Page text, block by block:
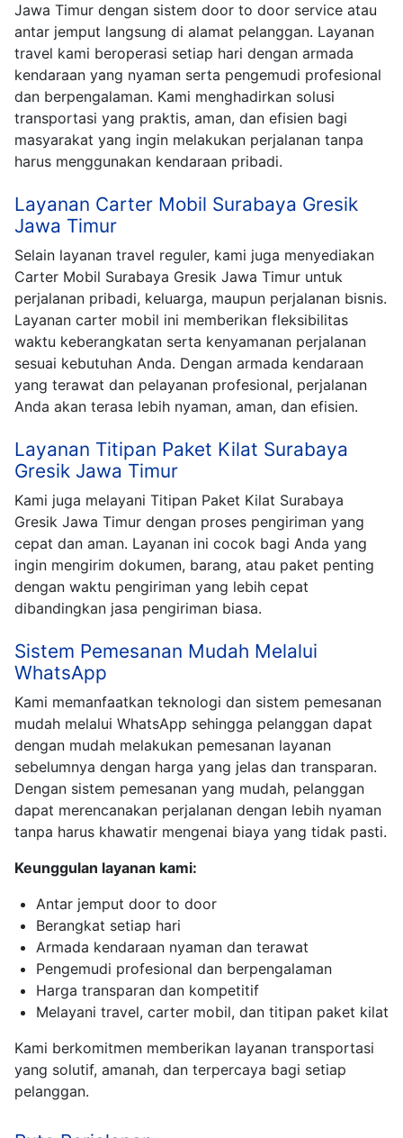
Jawa Timur dengan sistem door to door service atau
antar jemput langsung di alamat pelanggan. Layanan
travel kami beroperasi setiap hari dengan armada
kendaraan yang nyaman serta pengemudi profesional
dan berpengalaman. Kami menghadirkan solusi
transportasi yang praktis, aman, dan efisien bagi
masyarakat yang ingin melakukan perjalanan tanpa
harus menggunakan kendaraan pribadi.
Layanan Carter Mobil Surabaya Gresik
Jawa Timur
Selain layanan travel reguler, kami juga menyediakan
Carter Mobil Surabaya Gresik Jawa Timur untuk
perjalanan pribadi, keluarga, maupun perjalanan bisnis.
Layanan carter mobil ini memberikan fleksibilitas
waktu keberangkatan serta kenyamanan perjalanan
sesuai kebutuhan Anda. Dengan armada kendaraan
yang terawat dan pelayanan profesional, perjalanan
Anda akan terasa lebih nyaman, aman, dan efisien.
Layanan Titipan Paket Kilat Surabaya
Gresik Jawa Timur
Kami juga melayani Titipan Paket Kilat Surabaya
Gresik Jawa Timur dengan proses pengiriman yang
cepat dan aman. Layanan ini cocok bagi Anda yang
ingin mengirim dokumen, barang, atau paket penting
dengan waktu pengiriman yang lebih cepat
dibandingkan jasa pengiriman biasa.
Sistem Pemesanan Mudah Melalui
WhatsApp
Kami memanfaatkan teknologi dan sistem pemesanan
mudah melalui WhatsApp sehingga pelanggan dapat
dengan mudah melakukan pemesanan layanan
sebelumnya dengan harga yang jelas dan transparan.
Dengan sistem pemesanan yang mudah, pelanggan
dapat merencanakan perjalanan dengan lebih nyaman
tanpa harus khawatir mengenai biaya yang tidak pasti.
Keunggulan layanan kami:
Antar jemput door to door
Berangkat setiap hari
Armada kendaraan nyaman dan terawat
Pengemudi profesional dan berpengalaman
Harga transparan dan kompetitif
Melayani travel, carter mobil, dan titipan paket kilat
Kami berkomitmen memberikan layanan transportasi
yang solutif, amanah, dan terpercaya bagi setiap
pelanggan.